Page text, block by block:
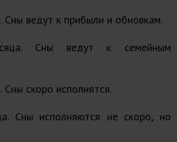
Сны ведут к прибыли и обновкам.
Сны ведут к семейным
Сны скоро исполнятся.
Сны исполняются не скоро, но